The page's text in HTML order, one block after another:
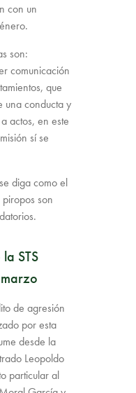
con un
son:
comunicación
que
una conducta y
actos, en este
sí se
diga como el
son
STS
de agresión
por esta
desde la
Leopoldo
particular al